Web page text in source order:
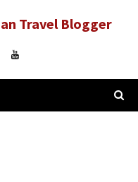
Travel Blogger